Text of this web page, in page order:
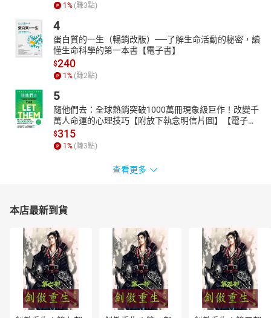
1% (賺3點)
4
蛋白質的一生（暢銷改版）──了解生命活動的秘密，讀
懂生命科學的第一本書【電子書】
$240
1% (賺2點)
5
隨他們去：全球熱銷突破1000萬冊現象級巨作！改變千
萬人命運的心理技巧【附放下執念明信片圖】【電子
書】
$315
1% (賺3點)
查看更多
本店最新到貨